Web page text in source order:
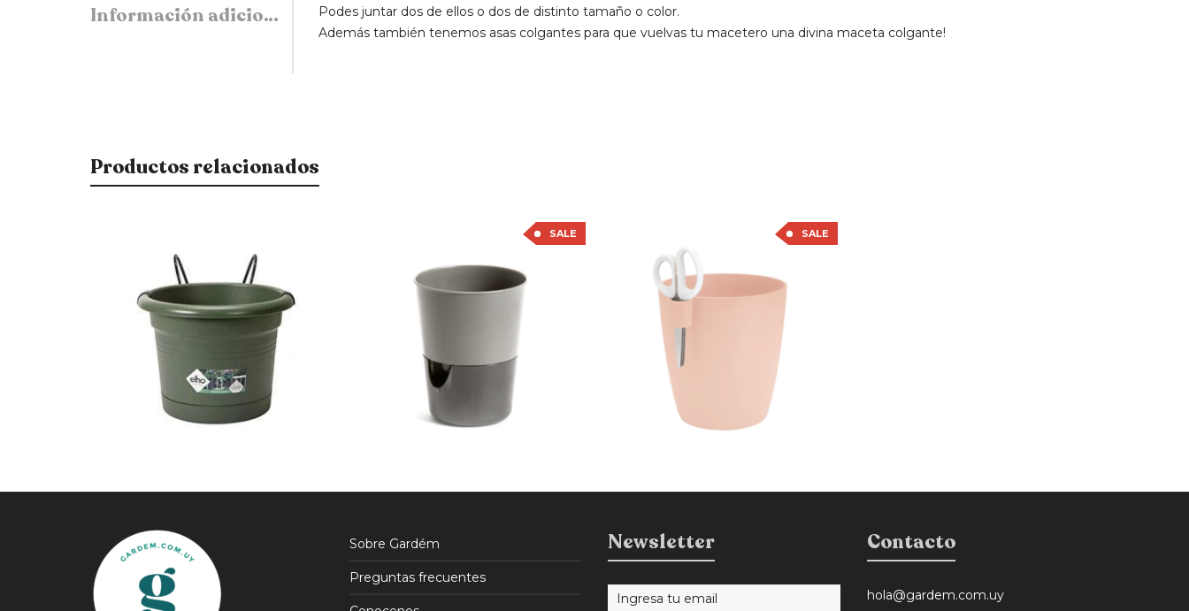
Información adicional
Podes juntar dos de ellos o dos de distinto tamaño o color.
Además también tenemos asas colgantes para que vuelvas tu macetero una divina maceta colgante!
Productos relacionados
SALE
150
SALE
490
Sobre Gardém
Preguntas frecuentes
Newsletter Contacto
hola@gardem.com.uy